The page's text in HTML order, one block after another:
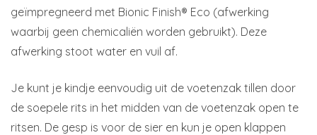
geïmpregneerd met Bionic Finish® Eco (afwerking
waarbij geen chemicaliën worden gebruikt). Deze
afwerking stoot water en vuil af.
Je kunt je kindje eenvoudig uit de voetenzak tillen door
de soepele rits in het midden van de voetenzak open te
ritsen. De gesp is voor de sier en kun je open klappen